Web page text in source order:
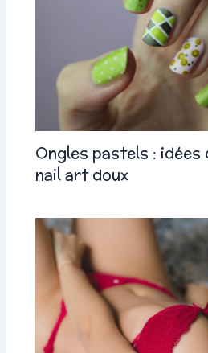
Ongles pastels :
nail art doux